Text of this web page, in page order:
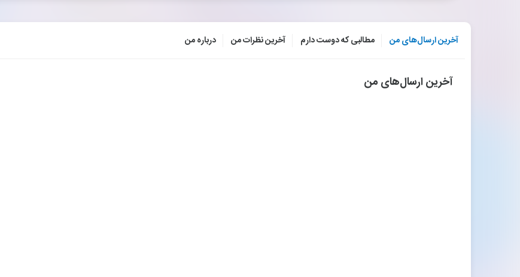
آخرین ارسال‌های من مطالبی که دوست دارم آخرین نظرات من درباره من
آخرین ارسال‌های من